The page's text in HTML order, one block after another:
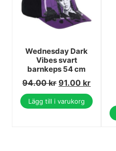
Wednesday Dark
Vibes svart
barnkeps 54 cm
94.00kr 91.00 kr
Lägg till i varukorg